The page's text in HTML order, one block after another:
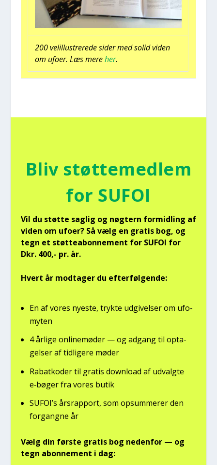
200 velil­lu­stre­re­de sider med solid viden
om ufo­er. Læs mereher.
Bliv støt­te­med­lem
for SUFOI
Vil du støt­te sag­lig og nøg­tern for­mid­ling af
viden om ufo­er? Så vælg en gra­tis bog, og
tegn et støt­tea­bon­ne­ment for SUFOI for
Dkr. 400,- pr. år.
Hvert år mod­ta­ger du efter­føl­gen­de:
En af vores nye­ste, tryk­te udgi­vel­ser om ufo­
myten
4 årli­ge onli­ne­mø­der — og adgang til opta­
gel­ser af tid­li­ge­re møder
Rabat­ko­der til gra­tis down­lo­ad af udvalg­te
e‑bøger fra vores butik
SUFOI’s års­rap­port, som opsum­me­rer den
for­gang­ne år
Vælg din før­ste gra­tis bog neden­for — og
tegn abon­ne­ment i dag: